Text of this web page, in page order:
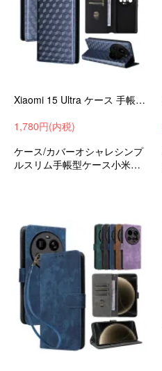
Xiaomi 15 Ultra ケース 手帳型 カバー PUレザー 幾何学模様 手帳型PUレザーケース スタンド機能 カード収納 小米 シャオミ 15 ウルトラ
1,780円(内税)
ケース/カバーオシャレシンプ
ルスリム手帳型ケース小米シ